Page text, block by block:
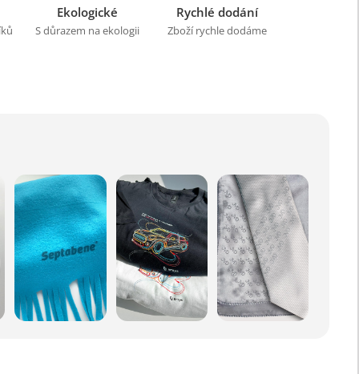
Ekologické
S důrazem na ekologii
Rychlé dodání
Zboží rychle dodáme